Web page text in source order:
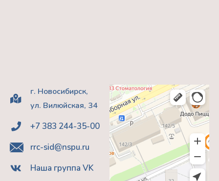
г. Новосибирск,
ул. Вилюйская, 34
+7 383 244-35-00
rrc-sid@nspu.ru
Наша группа VK